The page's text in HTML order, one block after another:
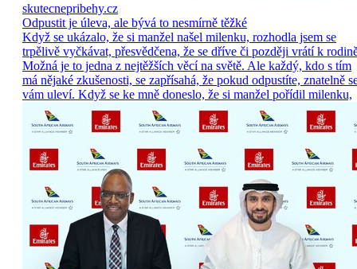
skutecnepribehy.cz
Odpustit je úleva, ale bývá to nesmírně těžké
Když se ukázalo, že si manžel našel milenku, rozhodla jsem se
trpělivě vyčkávat, přesvědčena, že se dříve či později vrátí k
Možná je to jedna z nejtěžších věcí na světě. Ale každý, kdo s tím
má nějaké zkušenosti, se zapřísahá, že pokud odpustíte, znatelně
vám uleví. Když se ke mně doneslo, že si manžel pořídil milenku,